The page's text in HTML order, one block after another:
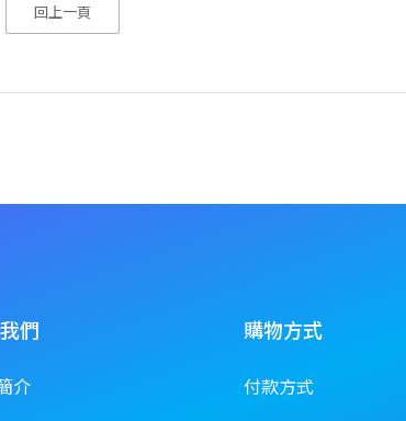
回上一頁
們
介
購物方式
付款方式